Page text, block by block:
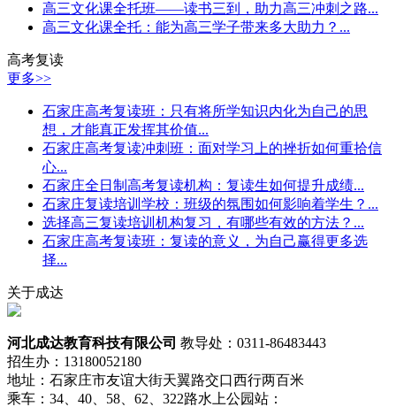
高三文化课全托班——读书三到，助力高三冲刺之路...
高三文化课全托：能为高三学子带来多大助力？...
高考复读
更多>>
石家庄高考复读班：只有将所学知识内化为自己的思
想，才能真正发挥其价值...
石家庄高考复读冲刺班：面对学习上的挫折如何重拾信
心...
石家庄全日制高考复读机构：复读生如何提升成绩...
石家庄复读培训学校：班级的氛围如何影响着学生？...
选择高三复读培训机构复习，有哪些有效的方法？...
石家庄高考复读班：复读的意义，为自己赢得更多选
择...
关于成达
河北成达教育科技有限公司 教导处：0311-86483443
招生办：13180052180
地址：石家庄市友谊大街天翼路交口西行两百米
乘车：34、40、58、62、322路水上公园站：